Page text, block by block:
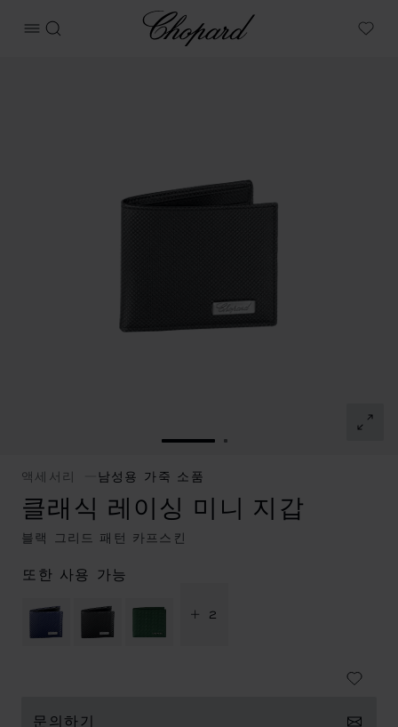
메뉴 열기
검색
Chopard
My
슬라이드로 이동 1
슬라이드로 이동 2
액세서리 남성용 가죽 소품
클래식 레이싱 미니 지갑
블랙 그리드 패턴 카프스킨
또한 사용 가능
+ 2
문의하기